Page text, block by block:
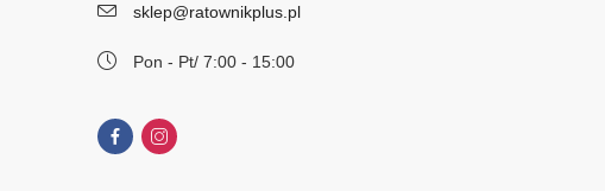
sklep@ratownikplus.pl
Pon - Pt/ 7:00 - 15:00